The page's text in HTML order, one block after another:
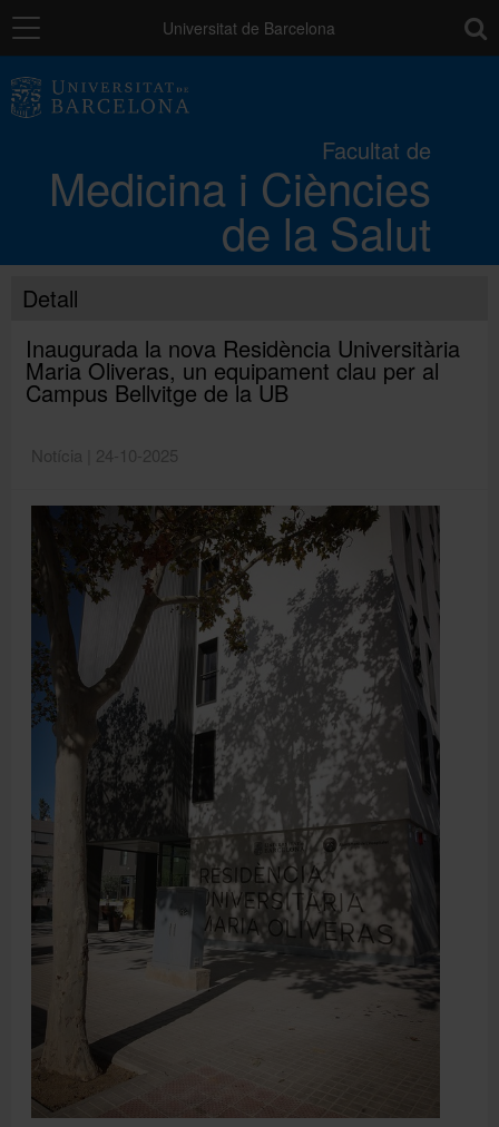
Navegació Universitat de Barcelona
Facultat de
Medicina i Ciències
de la Salut
Els campus
Docència
Mobilitat
Directori
Español
English
Detall
Inaugurada la nova Residència Universitària
Maria Oliveras, un equipament clau per al
Campus Bellvitge de la UB
Notícia | 24-10-2025